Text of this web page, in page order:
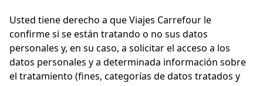
Usted tiene derecho a que Viajes Carrefour le
confirme si se están tratando o no sus datos
personales y, en su caso, a solicitar el acceso a los
datos personales y a determinada información sobre
el tratamiento (fines, categorías de datos tratados y